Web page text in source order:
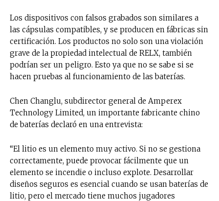
Los dispositivos con falsos grabados son similares a
las cápsulas compatibles, y se producen en fábricas sin
certificación. Los productos no solo son una violación
grave de la propiedad intelectual de RELX, también
podrían ser un peligro. Esto ya que no se sabe si se
hacen pruebas al funcionamiento de las baterías.
Chen Changlu, subdirector general de Amperex
Technology Limited, un importante fabricante chino
de baterías declaró en una entrevista:
“El litio es un elemento muy activo. Si no se gestiona
correctamente, puede provocar fácilmente que un
elemento se incendie o incluso explote. Desarrollar
diseños seguros es esencial cuando se usan baterías de
litio, pero el mercado tiene muchos jugadores